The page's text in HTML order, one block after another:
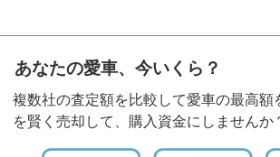
あなたの愛車、今いくら？
複数社の査定額を比較して愛車の最高額
を賢く売却して、購入資金にしませんか